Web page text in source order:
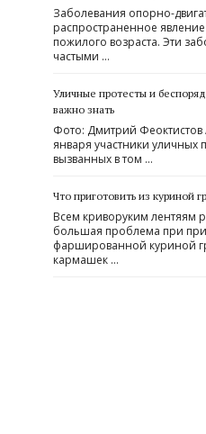
Заболевания опорно-
распространенное
пожилого возраста. Эти
частыми …
Уличные протесты и
важно знать
Фото: Дмитрий Феоктистов
января участники уличных
вызванных в том …
Что приготовить из куриной
Всем криворуким лентяям
большая проблема при
фаршированной куриной
кармашек …